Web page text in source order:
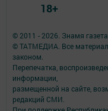
© 2011 - 2026. Знамя
© ТАТМЕДИА. Все
законом.
Перепечатка,
информации,
размещенной на сайте,
редакций СМИ.
18+